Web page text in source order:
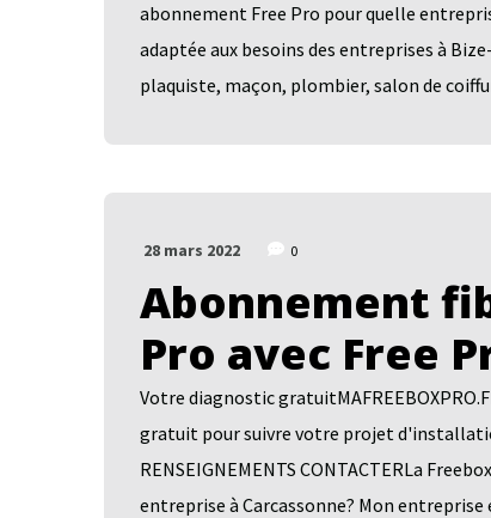
abonnement Free Pro pour quelle
adaptée aux besoins des entreprises à
plaquiste, maçon, plombier, salon de
28 mars 2022 0
Abonnement
Pro avec Free
Votre diagnostic
gratuit pour suivre votre projet
RENSEIGNEMENTS CONTACTERLa
entreprise à Carcassonne? Mon